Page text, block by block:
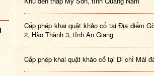
Cấp phép khai quật khảo cổ tại Địa điểm
2, Hào Thành 3, tỉnh An Giang
Cấp phép khai quật khảo cổ tại Di chỉ Mái